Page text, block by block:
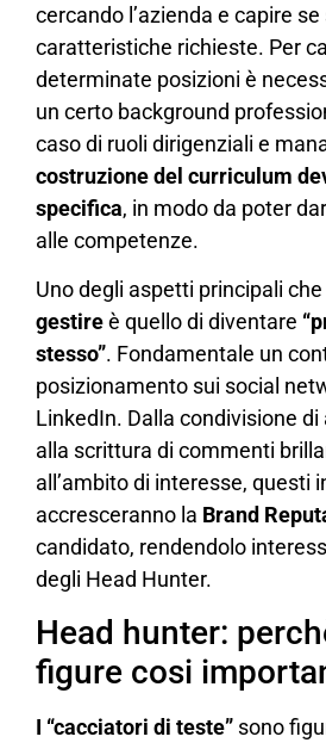
cercando l’azienda e capire
caratteristiche richieste. Per
determinate posizioni è
un certo background
caso di ruoli dirigenziali e
costruzione del curriculum
specifica, in modo da poter
alle competenze.
Uno degli aspetti principali che
gestireè quello di diventare
stesso”. Fondamentale un
posizionamento sui social
LinkedIn. Dalla condivisione
alla scrittura di commenti
all’ambito di interesse, questi
accresceranno la Brand
candidato, rendendolo
degli Head Hunter.
Head hunter:
figure cosi
I “cacciatori di teste” sono